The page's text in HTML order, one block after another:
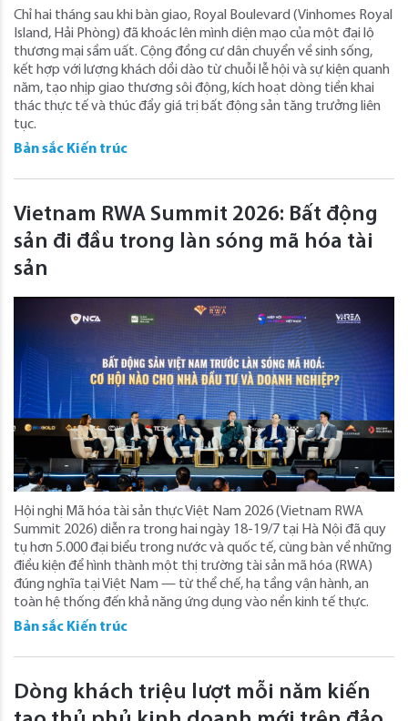
Chỉ hai tháng sau khi bàn giao, Royal Boulevard (Vinhomes Royal
Island, Hải Phòng) đã khoác lên mình diện mạo của một đại lộ
thương mại sầm uất. Cộng đồng cư dân chuyển về sinh sống,
kết hợp với lượng khách dồi dào từ chuỗi lễ hội và sự kiện quanh
năm, tạo nhịp giao thương sôi động, kích hoạt dòng tiền khai
thác thực tế và thúc đẩy giá trị bất động sản tăng trưởng liên
tục.
Bản sắc Kiến trúc
Vietnam RWA Summit 2026: Bất động
sản đi đầu trong làn sóng mã hóa tài
sản
Hội nghị Mã hóa tài sản thực Việt Nam 2026 (Vietnam RWA
Summit 2026) diễn ra trong hai ngày 18-19/7 tại Hà Nội đã quy
tụ hơn 5.000 đại biểu trong nước và quốc tế, cùng bàn về những
điều kiện để hình thành một thị trường tài sản mã hóa (RWA)
đúng nghĩa tại Việt Nam — từ thể chế, hạ tầng vận hành, an
toàn hệ thống đến khả năng ứng dụng vào nền kinh tế thực.
Bản sắc Kiến trúc
Dòng khách triệu lượt mỗi năm kiến